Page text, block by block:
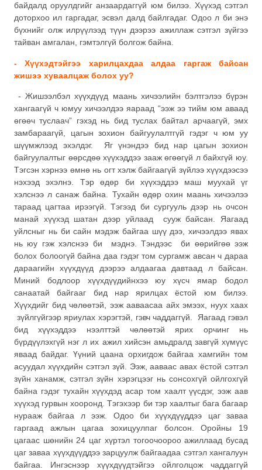
байдалд оруулдгийг анзаардаггүй юм билээ. Хүүхэд сэтгэл
доторхоо ил гаргадаг, эсвэл далд байлгадаг. Одоо л би энэ
бүхнийг олж илрүүлээд түүн дээрээ ажиллаж сэтгэл зүйгээ
тайван амгалан, гэмтэлгүй болгож байна.
- Хүүхэдтэйгээ харилцахдаа алдаа гаргаж байсан
жишээ хуваалцаж болох уу?
- Жишээлбэл хүүхдүүд маань хичээлийн бэлтгэлээ бүрэн
хангаагүй ч юмуу хичээлдээ яараад “ээж ээ тийм юм аваад
өгөөч туслаач” гэхэд нь бид туслах байтал арчаагүй, эмх
замбараагүй, цагын зохион байгуулалтгүй гэдэг ч юм уу
шүүмжлээд эхэлдэг. Яг үнэндээ бид нар цагын зохион
байгуулалтыг өөрсдөө хүүхэддээ зааж өгөөгүй л байхгүй юу.
Тэгсэн хэрнээ өмнө нь огт хэлж байгаагүй зүйлээ хүүхдээсээ
нэхээд эхэлнэ. Тэр өдөр би хүүхэддээ маш муухай үг
хэлснээ л санаж байна. Тухайн өдөр охин маань хичээлээ
тараад цагтаа ирээгүй. Тэгээд би сургууль дээр нь очсон
манай хүүхэд шатан дээр уйлаад сууж байсан. Яагаад
уйлсныг нь би сайн мэдэж байгаа шүү дээ, хичээлдээ явах
нь юу гэж хэлснээ би мэднэ. Тэндээс би өөрийгөө ээж
болох болоогүй байна даа гэдэг том сургамж авсан ч дараа
дараагийн хүүхдүүд дээрээ алдаагаа давтаад л байсан.
Миний бодлоор хүүхдүүдийнхээ юу хүсч ямар бодол
санаатай байгааг бид нар ярилцах ёстой юм билээ.
Хүүхдийг бид чөлөөтэй, ээж ааваасаа айх эмээх, нуух хаах
зүйлгүйгээр яриулах хэрэгтэй, гэвч чаддаггүй. Яагаад гэвэл
бид хүүхэддээ нээлттэй чөлөөтэй ярих орчинг нь
бүрдүүлэхгүй нэг л их ажил хийсэн амьдралд завгүй хүмүүс
яваад байдаг. Үүний цаана орхигдож байгаа хамгийн том
асуудал хүүхдийн сэтгэл зүй. Ээж, ааваас авах ёстой сэтгэл
зүйн ханамж, сэтгэл зүйн хэрэгцээг нь сонсохгүй ойлгохгүй
байна гэдэг тухайн хүүхдэд асар том хаалт үүсдэг, ээж аав
хүүхэд гурвын хооронд. Тэгэхээр би тэр хаалтыг бага багаар
нурааж байгаа л ээж. Одоо би хүүхдүүддээ цаг заваа
гаргаад ажлын цагаа зохицуулпаг болсон. Оройны 19
цагаас шөнийн 24 цаг хүртэл тогоочоороо ажиллаад бусад
цаг заваа хүүхдүүддээ зарцуулж байгаадаа сэтгэл хангалуун
байгаа. Ингэснээр хүүхдүүдтэйгээ ойлголцож чаддаггүй